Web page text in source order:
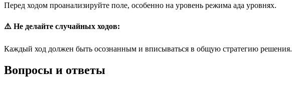
Перед ходом проанализируйте поле, особенно на уровень режима ада уровнях.
⚠️ Не делайте случайных ходов:
Каждый ход должен быть осознанным и вписываться в общую стратегию решения.
Вопросы и ответы